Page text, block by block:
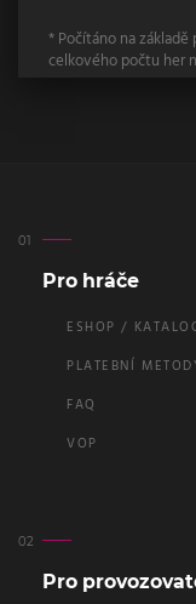
* Počítáno na
celkového počtu her
Pro hráče
ESHOP /
PLATEBNÍ
FAQ
VOP
Pro